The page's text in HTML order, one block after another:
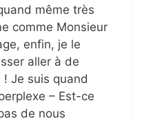
même très
comme Monsieur
enfin, je le
aller à de
Je suis quand
– Est-ce
de nous